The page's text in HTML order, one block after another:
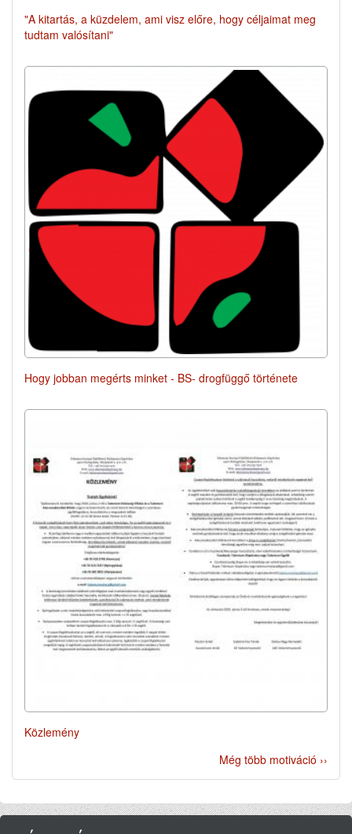
"A kitartás, a küzdelem, ami visz előre, hogy céljaimat meg
tudtam valósítani"
Hogy jobban megérts minket - BS- drogfüggő története
Közlemény
Még több motiváció ››